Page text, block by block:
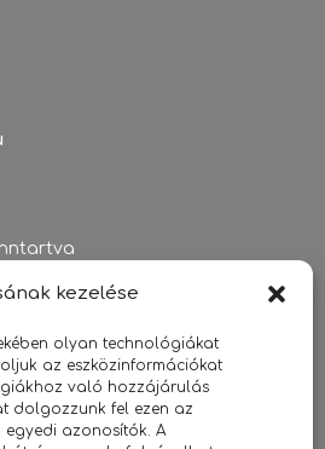
kezelése
olyan technológiákat
az eszközinformációkat
való hozzájárulás
dolgozzunk fel ezen az
azonosítók. A
u. 4.
/ HU14571332